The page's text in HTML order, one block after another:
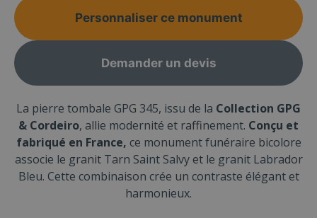
Personnaliser ce monument
Demander un devis
La pierre tombale GPG 345, issu de la Collection GPG
& Cordeiro, allie modernité et raffinement. Conçu et
fabriqué en France, ce monument funéraire bicolore
associe le granit Tarn Saint Salvy et le granit Labrador
Bleu. Cette combinaison crée un contraste élégant et
harmonieux.